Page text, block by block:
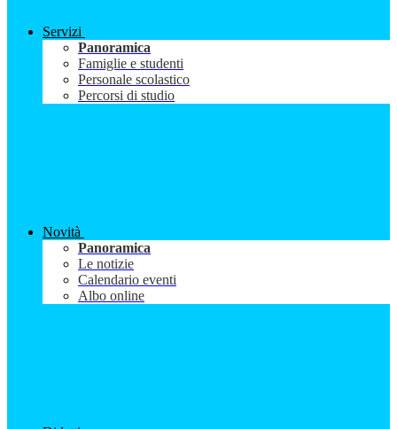
Servizi
Panoramica
Famiglie e studenti
Personale scolastico
Percorsi di studio
Novità
Panoramica
Le notizie
Calendario eventi
Albo online